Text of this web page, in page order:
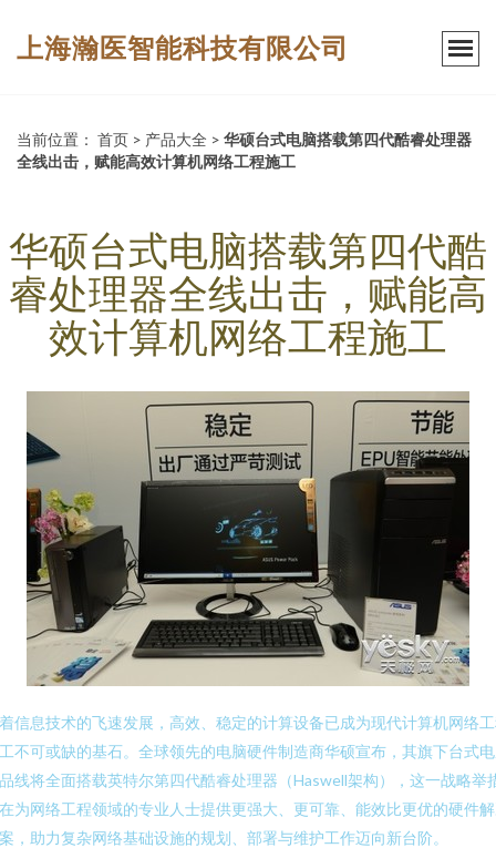
上海瀚医智能科技有限公司
当前位置： 首页 > 产品大全 > 华硕台式电脑搭载第四代酷睿处理器
全线出击，赋能高效计算机网络工程施工
华硕台式电脑搭载第四代酷
睿处理器全线出击，赋能高
效计算机网络工程施工
信息技术的飞速发展，高效、稳定的计算设备已成为现代计算机网络
不可或缺的基石。全球领先的电脑硬件制造商华硕宣布，其旗下台式
线将全面搭载英特尔第四代酷睿处理器（Haswell架构），这一战略举
为网络工程领域的专业人士提供更强大、更可靠、能效比更优的硬件
，助力复杂网络基础设施的规划、部署与维护工作迈向新台阶。